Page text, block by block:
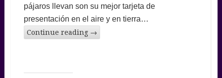
pájaros llevan son su mejor tarjeta de
presentación en el aire y en tierra…
Continue reading →